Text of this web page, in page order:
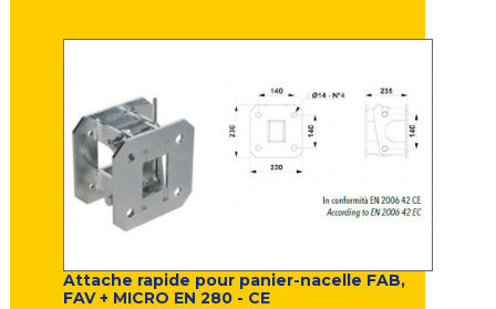
Attache rapide pour panier-nacelle FAB,
FAV + MICRO EN 280 - CE